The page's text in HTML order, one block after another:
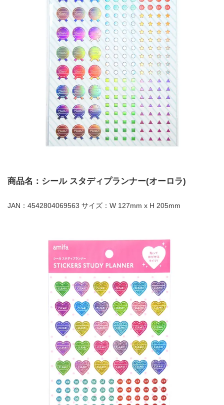
商品名：シール スタディプランナー(オーロラ)
JAN：4542804069563 サイズ：W 127mm x H 205mm